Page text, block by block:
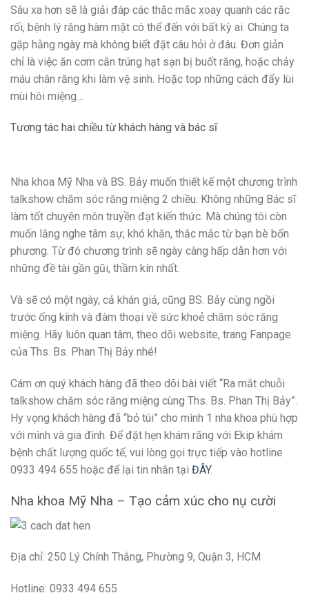
Sâu xa hơn sẽ là giải đáp các thắc mắc xoay quanh các rắc
rối, bệnh lý răng hàm mặt có thể đến với bất kỳ ai. Chúng ta
gặp hằng ngày mà không biết đặt câu hỏi ở đâu. Đơn giản
chỉ là việc ăn cơm cắn trúng hạt sạn bị buốt răng, hoặc chảy
máu chân răng khi làm vệ sinh. Hoặc top những cách đẩy lùi
mùi hôi miệng…
Tương tác hai chiều từ khách hàng và bác sĩ
Nha khoa Mỹ Nha và BS. Bảy muốn thiết kế một chương trình
talkshow chăm sóc răng miệng 2 chiều. Không những Bác sĩ
làm tốt chuyên môn truyền đạt kiến thức. Mà chúng tôi còn
muốn lắng nghe tâm sự, khó khăn, thắc mắc từ bạn bè bốn
phương. Từ đó chương trình sẽ ngày càng hấp dẫn hơn với
những đề tài gần gũi, thầm kín nhất.
Và sẽ có một ngày, cả khán giả, cũng BS. Bảy cùng ngồi
trước ống kính và đàm thoại về sức khoẻ chăm sóc răng
miệng. Hãy luôn quan tâm, theo dõi website, trang Fanpage
của Ths. Bs. Phan Thị Bảy nhé!
Cám ơn quý khách hàng đã theo dõi bài viết “Ra mắt chuỗi
talkshow chăm sóc răng miệng cùng Ths. Bs. Phan Thị Bảy”.
Hy vọng khách hàng đã “bỏ túi” cho mình 1 nha khoa phù hợp
với mình và gia đình. Để đặt hẹn khám răng với Ekip khám
bệnh chất lượng quốc tế, vui lòng gọi trực tiếp vào hotline
0933 494 655 hoặc để lại tin nhắn tại ĐÂY.
Nha khoa Mỹ Nha – Tạo cảm xúc cho nụ cười
Địa chỉ: 250 Lý Chính Thắng, Phường 9, Quận 3, HCM
Hotline: 0933 494 655